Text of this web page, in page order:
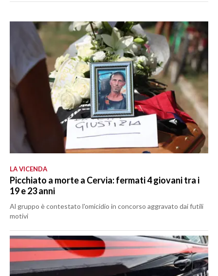
LA VICENDA
Picchiato a morte a Cervia: fermati 4 giovani tra i
19 e 23 anni
Al gruppo è contestato l'omicidio in concorso aggravato dai futili
motivi